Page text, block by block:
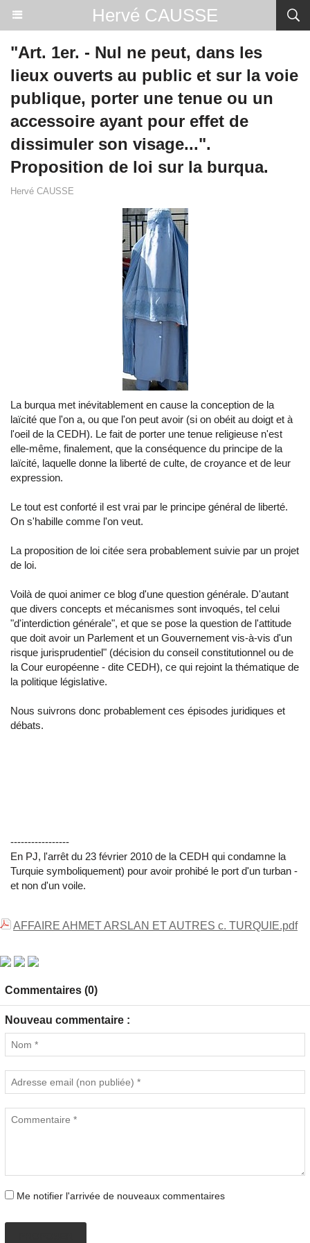
Hervé CAUSSE
"Art. 1er. - Nul ne peut, dans les
lieux ouverts au public et sur la voie
publique, porter une tenue ou un
accessoire ayant pour effet de
dissimuler son visage...".
Proposition de loi sur la burqua.
Hervé CAUSSE
La burqua met inévitablement en cause la conception de la
laïcité que l'on a, ou que l'on peut avoir (si on obéit au doigt et à
l'oeil de la CEDH). Le fait de porter une tenue religieuse n'est
elle-même, finalement, que la conséquence du principe de la
laïcité, laquelle donne la liberté de culte, de croyance et de leur
expression.
Le tout est conforté il est vrai par le principe général de liberté.
On s'habille comme l'on veut.
La proposition de loi citée sera probablement suivie par un projet
de loi.
Voilà de quoi animer ce blog d'une question générale. D'autant
que divers concepts et mécanismes sont invoqués, tel celui
"d'interdiction générale", et que se pose la question de l'attitude
que doit avoir un Parlement et un Gouvernement vis-à-vis d'un
risque jurisprudentiel" (décision du conseil constitutionnel ou de
la Cour européenne - dite CEDH), ce qui rejoint la thématique de
la politique législative.
Nous suivrons donc probablement ces épisodes juridiques et
débats.
-----------------
En PJ, l'arrêt du 23 février 2010 de la CEDH qui condamne la
Turquie symboliquement) pour avoir prohibé le port d'un turban -
et non d'un voile.
AFFAIRE AHMET ARSLAN ET AUTRES c. TURQUIE.pdf
Commentaires (0)
Nouveau commentaire :
Me notifier l'arrivée de nouveaux commentaires